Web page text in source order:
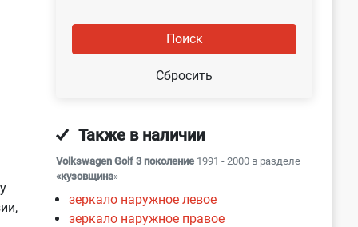
Поиск
Сбросить
Также в наличии
Volkswagen Golf 3 поколение 1991 - 2000 в разделе
«кузовщина»
зеркало наружное левое
зеркало наружное правое